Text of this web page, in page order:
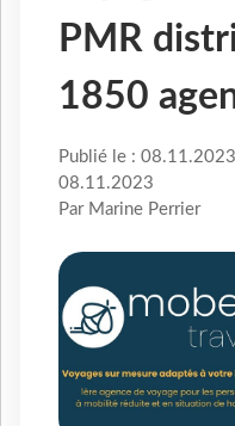
PMR
1850
Publié le :
08.11.2023
Par Marine Perrier